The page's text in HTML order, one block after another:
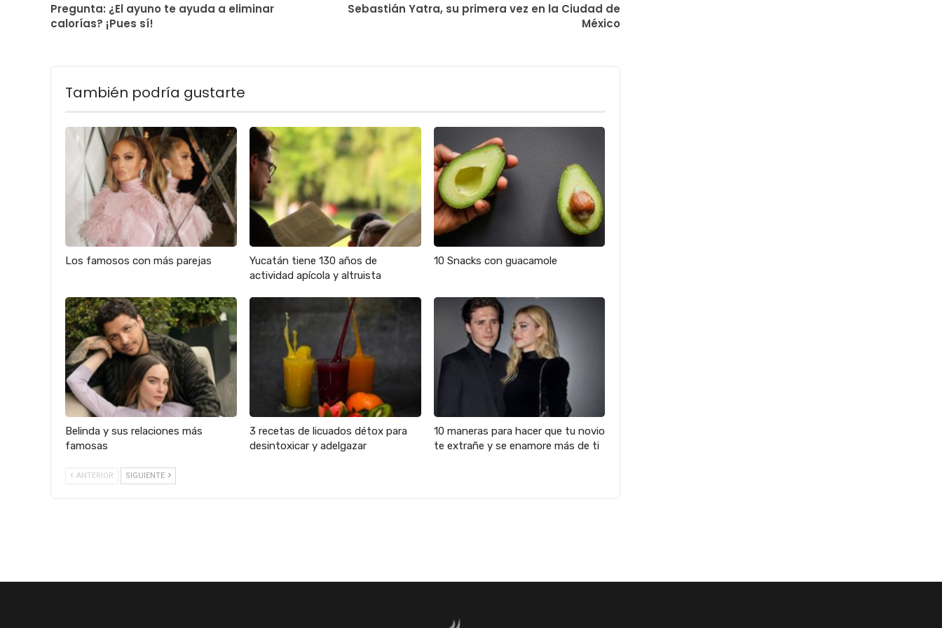
Pregunta: ¿El ayuno te ayuda a eliminar
calorías? ¡Pues sí!
Sebastián Yatra, su primera vez en la Ciudad de
México
También podría gustarte
Los famosos con más parejas
Yucatán tiene 130 años de
actividad apícola y altruista
10 Snacks con guacamole
Belinda y sus relaciones más
famosas
3 recetas de licuados détox para
desintoxicar y adelgazar
10 maneras para hacer que tu novio
te extrañe y se enamore más de ti
ANTERIOR SIGUIENTE